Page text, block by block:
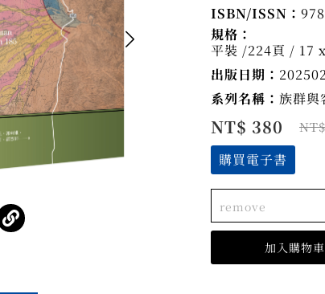
ISBN/ISSN：
規格：
平裝 /224頁 / 17
出版日期：
系列名稱： 族群與
NT$ 380
購買電子書
remove